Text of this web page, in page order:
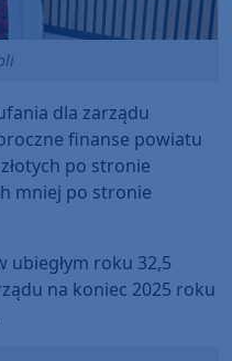
dla zarządu
finanse powiatu
po stronie
mniej po stronie
ubiegłym roku 32,5
na koniec 2025 roku